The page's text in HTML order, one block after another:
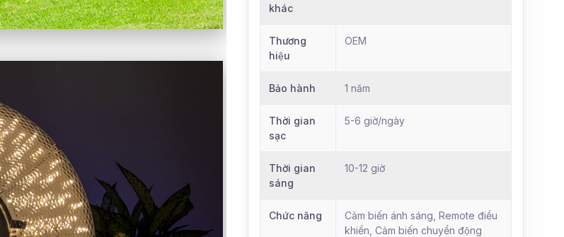
khác
Thương
hiệu
OEM
Bảo hành 1 năm
Thời gian
sạc
5-6 giờ/ngày
Thời gian
sáng
10-12 giờ
Chức năng
Cảm biến ánh sáng, Remote điều
khiển, Cảm biến chuyển động